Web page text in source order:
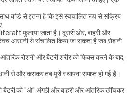
कोर्ड से इतना है कि इसे स्वचालित रूप से सक्रिय
फुलाया जाता है। दूसरी ओर, बाहरी और
आसानी से संचालित किया जा सकता है जब रोशनी
रोशनी और बैटरी शरीर को फिक्स करने के बाद,
से और कसकर तब पूरी स्थापना समाप्त हो गई है।
बैटरी को "ओ" अंगूठी और बाहरी और आंतरिक खींचकर